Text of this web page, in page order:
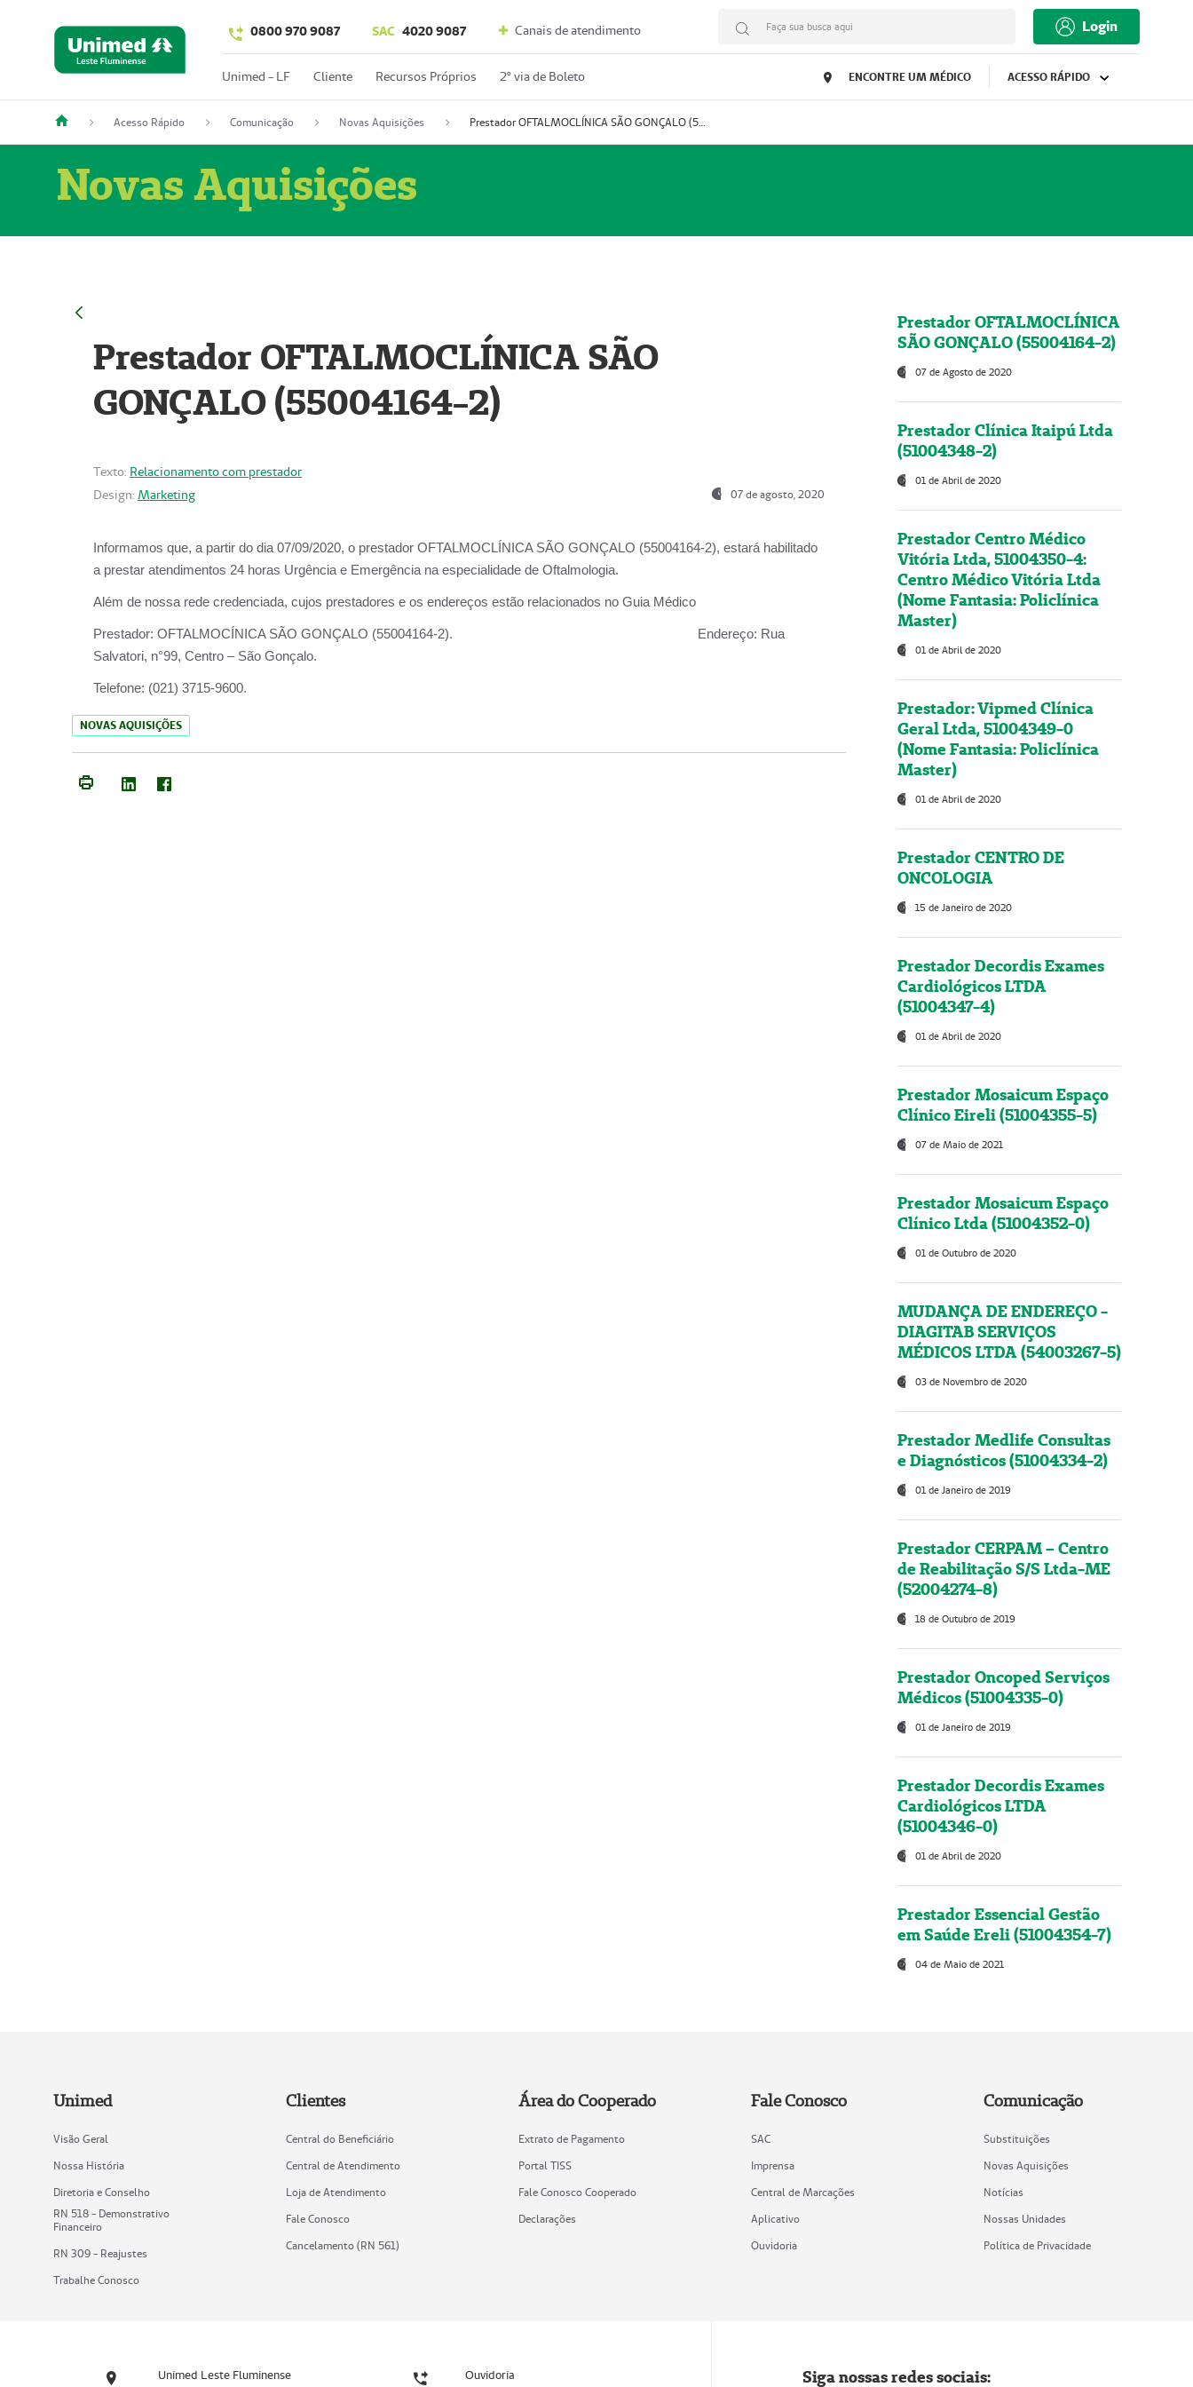
0800 970 9087 SAC 4020 9087 Canais de atendimento Faça sua busca aqui Login
Unimed - LF Cliente Recursos Próprios 2º via de Boleto ENCONTRE UM MÉDICO ACESSO RÁPIDO
Acesso Rápido Comunicação Novas Aquisições Prestador OFTALMOCLÍNICA SÃO GONÇALO (55004164-2)
Novas Aquisições
Prestador OFTALMOCLÍNICA SÃO
GONÇALO (55004164-2)
Texto: Relacionamento com prestador
Design: Marketing 07 de agosto, 2020
Informamos que, a partir do dia 07/09/2020, o prestador OFTALMOCLÍNICA SÃO GONÇALO (55004164-2), estará habilitado
a prestar atendimentos 24 horas Urgência e Emergência na especialidade de Oftalmologia.
Além de nossa rede credenciada, cujos prestadores e os endereços estão relacionados no Guia Médico
Prestador: OFTALMOCÍNICA SÃO GONÇALO (55004164-2). Endereço: Rua
Salvatori, n°99, Centro – São Gonçalo.
Telefone: (021) 3715-9600.
NOVAS AQUISIÇÕES
Prestador OFTALMOCLÍNICA
SÃO GONÇALO (55004164-2)
07 de Agosto de 2020
Prestador Clínica Itaipú Ltda
(51004348-2)
01 de Abril de 2020
Prestador Centro Médico
Vitória Ltda, 51004350-4:
Centro Médico Vitória Ltda
(Nome Fantasia: Policlínica
Master)
01 de Abril de 2020
Prestador: Vipmed Clínica
Geral Ltda, 51004349-0
(Nome Fantasia: Policlínica
Master)
01 de Abril de 2020
Prestador CENTRO DE
ONCOLOGIA
15 de Janeiro de 2020
Prestador Decordis Exames
Cardiológicos LTDA
(51004347-4)
01 de Abril de 2020
Prestador Mosaicum Espaço
Clínico Eireli (51004355-5)
07 de Maio de 2021
Prestador Mosaicum Espaço
Clínico Ltda (51004352-0)
01 de Outubro de 2020
MUDANÇA DE ENDEREÇO -
DIAGITAB SERVIÇOS
MÉDICOS LTDA (54003267-5)
03 de Novembro de 2020
Prestador Medlife Consultas
e Diagnósticos (51004334-2)
01 de Janeiro de 2019
Prestador CERPAM – Centro
de Reabilitação S/S Ltda-ME
(52004274-8)
18 de Outubro de 2019
Prestador Oncoped Serviços
Médicos (51004335-0)
01 de Janeiro de 2019
Prestador Decordis Exames
Cardiológicos LTDA
(51004346-0)
01 de Abril de 2020
Prestador Essencial Gestão
em Saúde Ereli (51004354-7)
04 de Maio de 2021
Unimed
Visão Geral
Nossa História
Diretoria e Conselho
RN 518 - Demonstrativo
Financeiro
RN 309 - Reajustes
Trabalhe Conosco
Clientes
Central do Beneficiário
Central de Atendimento
Loja de Atendimento
Fale Conosco
Cancelamento (RN 561)
Área do Cooperado
Extrato de Pagamento
Portal TISS
Fale Conosco Cooperado
Declarações
Fale Conosco
SAC
Imprensa
Central de Marcações
Aplicativo
Ouvidoria
Comunicação
Substituições
Novas Aquisições
Notícias
Nossas Unidades
Política de Privacidade
Unimed Leste Fluminense Ouvidoria Siga nossas redes sociais: